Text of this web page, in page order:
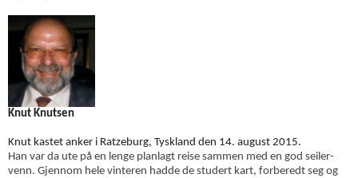
Knut Knutsen
Knut kastet anker i Ratzeburg, Tyskland den 14. august 2015.
Han var da ute på en lenge planlagt reise sammen med en god seiler-
venn. Gjennom hele vinteren hadde de studert kart, forberedt seg og